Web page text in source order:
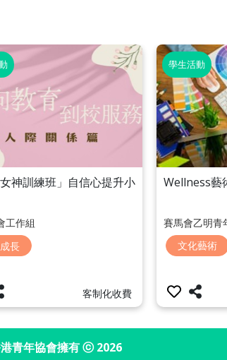
女神訓練班」自信心提升小
工作組
長
客制化收費
學生活動
Wellness藝
賽馬會乙明青
文化藝術
青年協會擁有 ⓒ 2026